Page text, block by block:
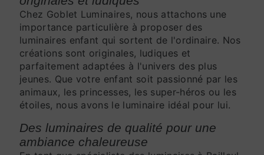
Chez Goblet Luminaires, nous attachons une
importance particulière à proposer des
luminaires enfant qui sortent de l'ordinaire. Nos
créations sont originales, ludiques et
parfaitement adaptées à l'univers des plus
jeunes. Que votre enfant soit passionné par les
animaux, les princesses, les super-héros ou les
étoiles, nous avons le luminaire idéal pour lui.
Des luminaires de qualité pour une
ambiance chaleureuse